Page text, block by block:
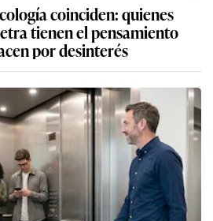
coinciden: quienes
tienen el pensamiento
por desinterés